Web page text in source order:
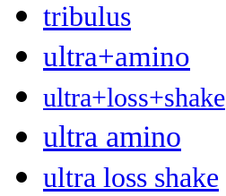
tribulus
ultra+amino
ultra+loss+shake
ultra amino
ultra loss shake